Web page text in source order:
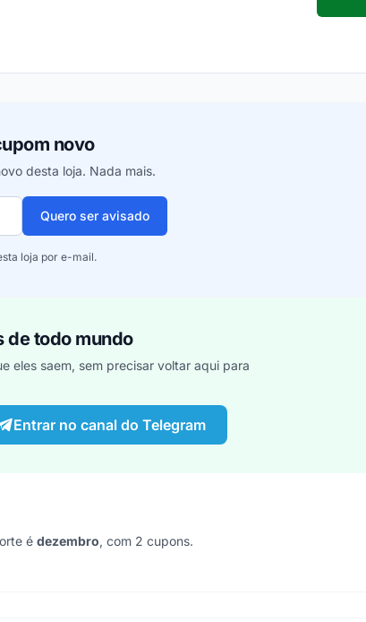
novo
desta loja. Nada mais.
Quero ser avisado
loja por e-mail.
de todo mundo
eles saem, sem precisar voltar aqui para
Entrar no canal do Telegram
é dezembro, com 2 cupons.